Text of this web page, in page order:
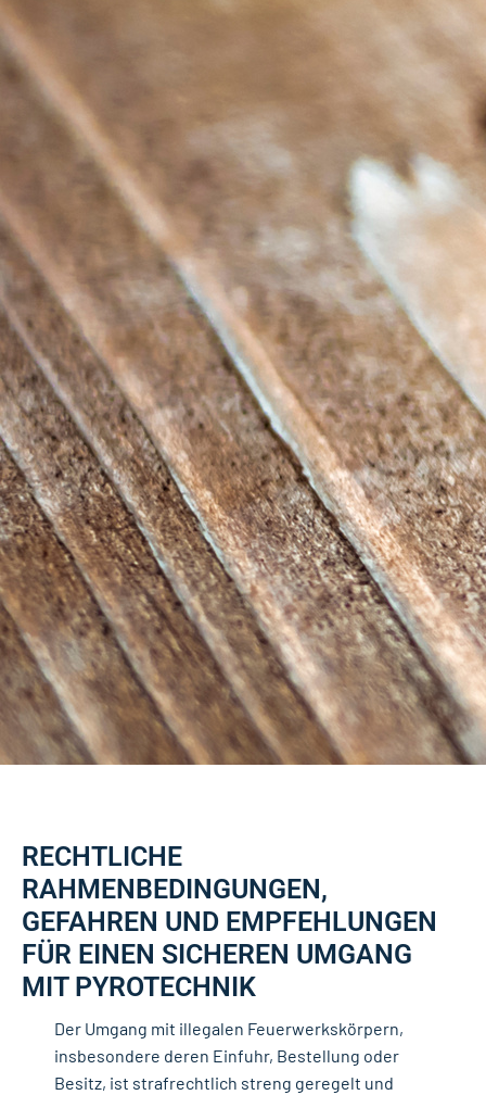
RECHTLICHE
RAHMENBEDINGUNGEN,
GEFAHREN UND EMPFEHLUNGEN
FÜR EINEN SICHEREN UMGANG
MIT PYROTECHNIK
Der Umgang mit illegalen Feuerwerkskörpern,
insbesondere deren Einfuhr, Bestellung oder
Besitz, ist strafrechtlich streng geregelt und